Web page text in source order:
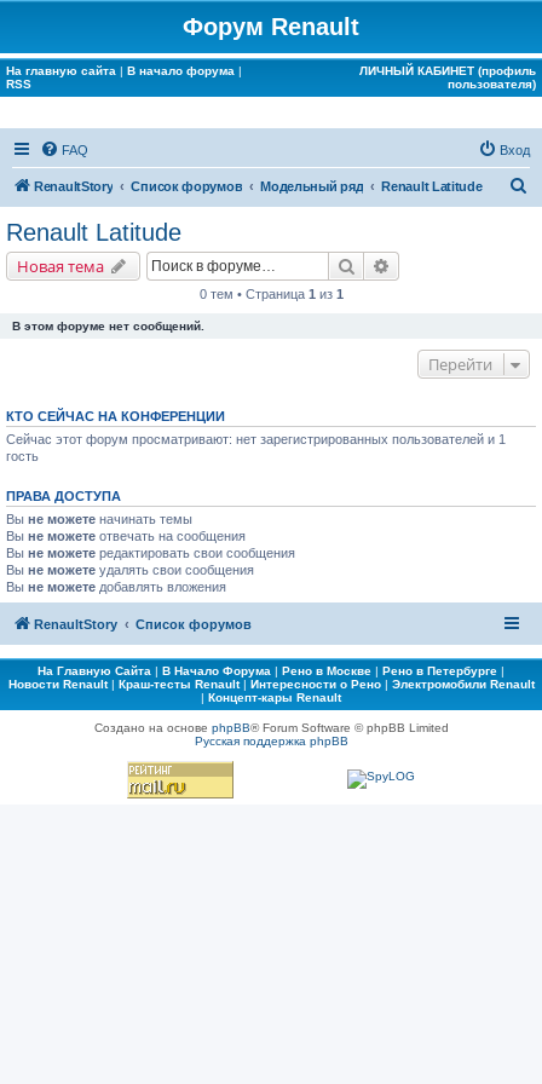
Форум Renault
На главную сайта | В начало форума |
RSS
ЛИЧНЫЙ КАБИНЕТ (профиль
пользователя)
FAQ Вход
RenaultStory Список форумов Модельный ряд Renault Latitude
Renault Latitude
Новая тема Поиск
0 тем • Страница 1 из 1
В этом форуме нет сообщений.
Перейти
КТО СЕЙЧАС НА КОНФЕРЕНЦИИ
Сейчас этот форум просматривают: нет зарегистрированных пользователей и 1
гость
ПРАВА ДОСТУПА
Вы не можете начинать темы
Вы не можете отвечать на сообщения
Вы не можете редактировать свои сообщения
Вы не можете удалять свои сообщения
Вы не можете добавлять вложения
RenaultStory Список форумов
На Главную Сайта | В Начало Форума | Рено в Москве | Рено в Петербурге |
Новости Renault| Краш-тесты Renault| Интересности о Рено| Электромобили Renault
| Концепт-кары Renault
Создано на основе phpBB® Forum Software © phpBB Limited
Русская поддержка phpBB